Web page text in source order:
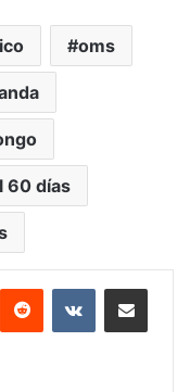
oms
60 días
Reddit VKontakteShare via Email